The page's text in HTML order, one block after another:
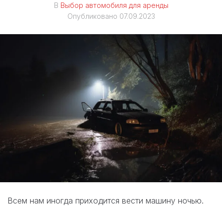
В Выбор автомобиля для аренды
Опубликовано 07.09.2023
Всем нам иногда приходится вести машину ночью.